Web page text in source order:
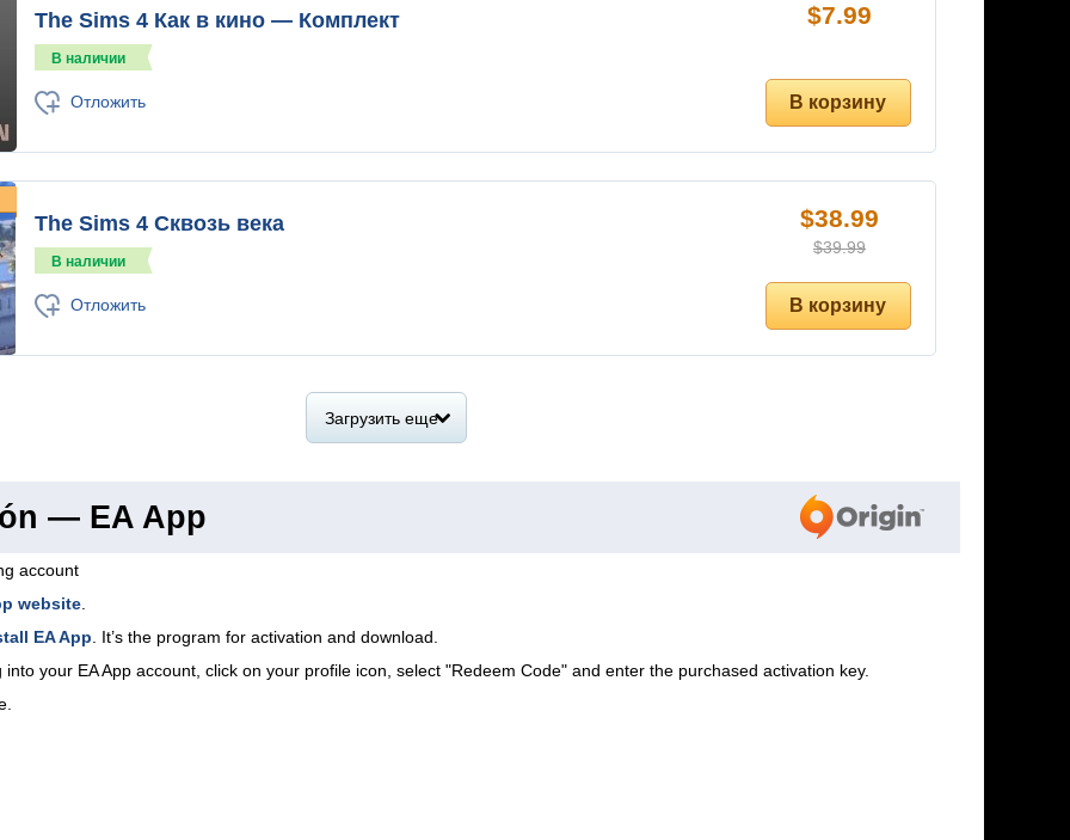
The Sims 4 Как в кино — Комплект
В наличии
$7.99
Отложить
The Sims 4 Сквозь века
В наличии
$39.99
$38.99
Отложить
Загрузить еще
— EA App
account
website.
EA App . It’s the program for activation and download.
into your EA App account, click on your profile icon, select "Redeem Code" and enter the purchased activation key.